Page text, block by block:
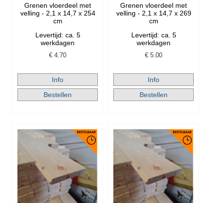
Grenen vloerdeel met
velling - 2,1 x 14,7 x 254
cm
Levertijd: ca. 5
werkdagen
€4.70
Grenen vloerdeel met
velling - 2,1 x 14,7 x 269
cm
Levertijd: ca. 5
werkdagen
€5.00